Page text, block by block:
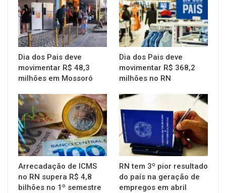
Dia dos Pais deve
movimentar R$ 48,3
milhões em Mossoró
Dia dos Pais deve
movimentar R$ 368,2
milhões no RN
Arrecadação de ICMS
no RN supera R$ 4,8
bilhões no 1º semestre
RN tem 3º pior resultado
do país na geração de
empregos em abril